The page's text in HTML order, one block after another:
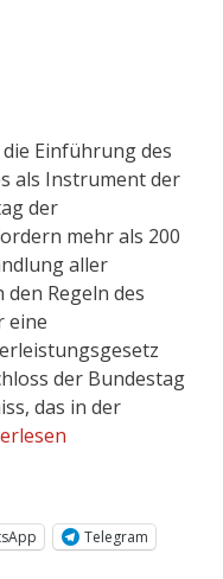
Einführung des
als Instrument der
der
mehr als 200
aller
Regeln des
eine
der Bundestag
das in der
Telegram